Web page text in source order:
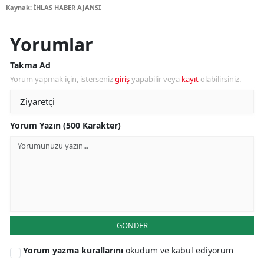
Kaynak: İHLAS HABER AJANSI
Yorumlar
Takma Ad
Yorum yapmak için, istersenizgirişyapabilir veya kayıt olabilirsiniz.
Yorum Yazın (500 Karakter)
GÖNDER
Yorum yazma kurallarını okudum ve kabul ediyorum